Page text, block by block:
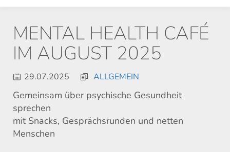
MENTAL HEALTH CAFÉ
IM AUGUST 2025
29.07.2025 ALLGEMEIN
Gemeinsam über psychische Gesundheit
sprechen
mit Snacks, Gesprächsrunden und netten
Menschen